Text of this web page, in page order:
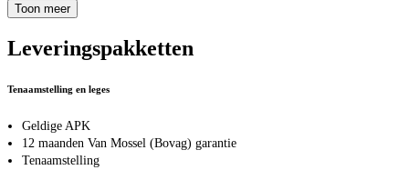
Toon meer
Leveringspakketten
Tenaamstelling en leges
Geldige APK
12 maanden Van Mossel (Bovag) garantie
Tenaamstelling